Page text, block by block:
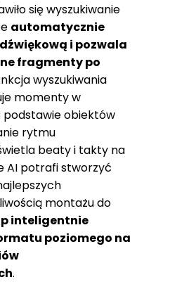
się wyszukiwanie
automatycznie
i pozwala
fragmenty po
wyszukiwania
momenty w
obiektów
rytmu
beaty i takty na
AI potrafi stworzyć
montażu do
inteligentnie
poziomego na
.